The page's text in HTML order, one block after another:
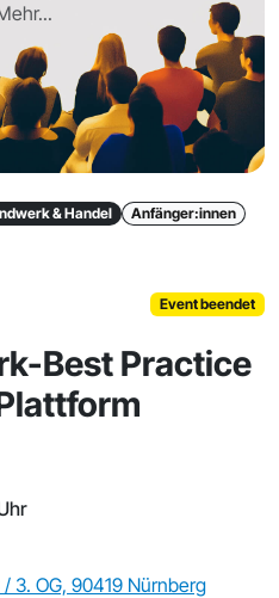
& Handel
Anfänger:innen
Event beendet
Best Practice
3. OG, 90419 Nürnberg